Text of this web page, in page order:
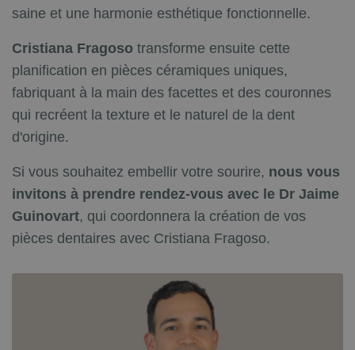
saine et une harmonie esthétique fonctionnelle.
Cristiana Fragoso transforme ensuite cette
planification en pièces céramiques uniques,
fabriquant à la main des facettes et des couronnes
qui recréent la texture et le naturel de la dent
d'origine.
Si vous souhaitez embellir votre sourire, nous vous
invitons à prendre rendez-vous avec le Dr Jaime
Guinovart, qui coordonnera la création de vos
pièces dentaires avec Cristiana Fragoso.